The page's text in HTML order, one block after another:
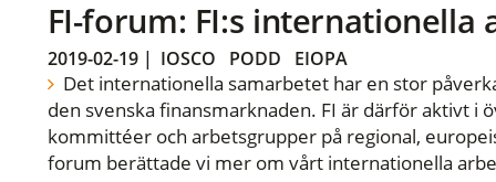
FI-forum: FI:s internationella
2019-02-19| IOSCO PODD EIOPA
Det internationella samarbetet har en stor
den svenska finansmarknaden. FI är därför aktivt i
kommittéer och arbetsgrupper på regional,
forum berättade vi mer om vårt internationella